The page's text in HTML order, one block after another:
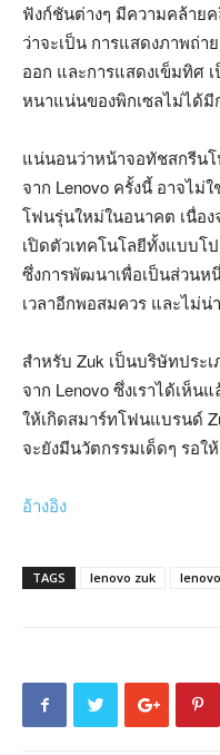
ฟังก์ชันต่างๆ มีความคล้าย
ว่าจะเป็น การแสดงภาพถ่า
ออก และการแสดงเข็มทิศ
หนาแน่นของพิกเซลไม่ได้มี
แน่นอนว่าหน้าจอทัชสกรีน
จาก Lenovo ครั้งนี้ อาจไม่
โฟนรุ่นใหม่ในอนาคต เนื่อง
เปิดตัวเทคโนโลยีทั้งแบบ
ซึ่งการพัฒนาเพื่อเป็นส่วนห
เวลาอีกพอสมควร และไม่
สำหรับ Zuk เป็นบริษัทประ
จาก Lenovo ซึ่งเราได้เห็น
ให้เกิดสมาร์ทโฟนแบรนด์
จะยังมีนวัตกรรมเด็ดๆ รอ
อ้างอิง
TAGS lenovo zuk